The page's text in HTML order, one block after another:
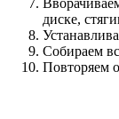
диске,
Собираем
Повторяем